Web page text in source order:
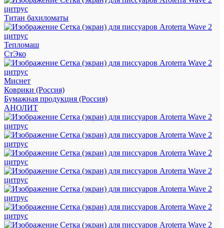
Титан бахиломаты
Тепломаш
СтЭко
Миснет
Коврики (Россия)
Бумажная продукция (Россия)
АНОЛИТ